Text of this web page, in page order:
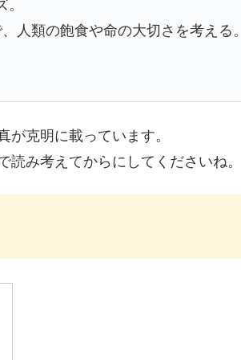
人類の飽食や命の大切さを考える。
克明に載っています。
み考えてからにしてくださいね。